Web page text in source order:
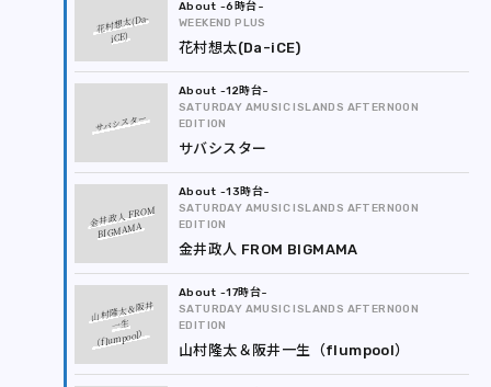
花村想太(Da-
iCE)
-6時台
WEEKEND PLUS
花村想太(Da-iCE)
サバシスター
-12時台
SATURDAY AMUSIC ISLANDS AFTERNOON
EDITION
サバシスター
金井政人 FROM
BIGMAMA
-13時台
SATURDAY AMUSIC ISLANDS AFTERNOON
EDITION
金井政人 FROM BIGMAMA
山村隆太＆阪井
一生
（flumpool）
-17時台
SATURDAY AMUSIC ISLANDS AFTERNOON
EDITION
山村隆太＆阪井一生（flumpool）